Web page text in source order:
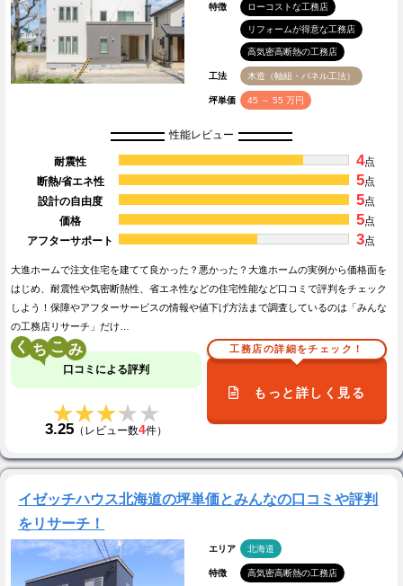
特徴 ローコストな工務店
リフォームが得意な工務店
高気密高断熱の工務店
工法 木造（軸組・パネル工法）
坪単価 45 ～ 55 万円
性能レビュー
耐震性 4点
断熱/省エネ性
5点
設計の自由度
5点
価格
5点
アフターサポート
3点
大進ホームで注文住宅を建てて良かった？悪かった？大進ホームの実例から価格面を
はじめ、耐震性や気密断熱性、省エネ性などの住宅性能など口コミで評判をチェック
しよう！保障やアフターサービスの情報や値下げ方法まで調査しているのは「みんな
の工務店リサーチ」だけ…
く こ
口コミによる評判
★★★★★
★★★★★
3.25 （レビュー数4件）
工務店の詳細をチェック！
もっと詳しく見る
イゼッチハウス北海道の坪単価とみんなの口コミや評判
をリサーチ！
エリア 北海道
特徴 高気密高断熱の工務店